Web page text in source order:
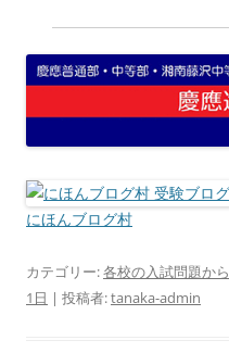
にほんブログ村
カテゴリー:各校の入試問題から
1日 | 投稿者:tanaka-admin